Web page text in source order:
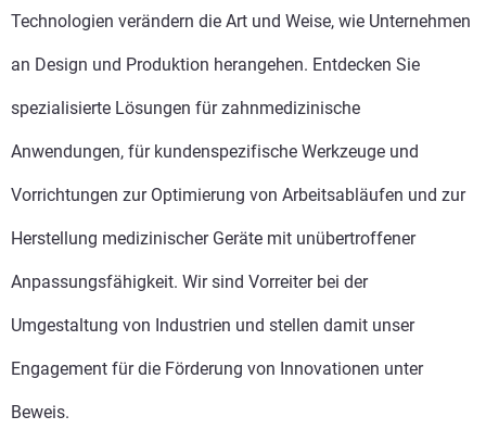
Technologien verändern die Art und Weise, wie Unternehmen
an Design und Produktion herangehen. Entdecken Sie
spezialisierte Lösungen für zahnmedizinische
Anwendungen, für kundenspezifische Werkzeuge und
Vorrichtungen zur Optimierung von Arbeitsabläufen und zur
Herstellung medizinischer Geräte mit unübertroffener
Anpassungsfähigkeit. Wir sind Vorreiter bei der
Umgestaltung von Industrien und stellen damit unser
Engagement für die Förderung von Innovationen unter
Beweis.